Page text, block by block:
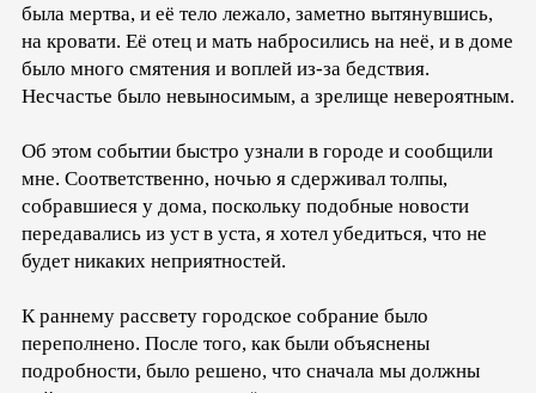
была мертва, и её тело лежало, заметно вытянувшись,
на кровати. Её отец и мать набросились на неё, и в доме
было много смятения и воплей из-за бедствия.
Несчастье было невыносимым, а зрелище невероятным.
Об этом событии быстро узнали в городе и сообщили
мне. Соответственно, ночью я сдерживал толпы,
собравшиеся у дома, поскольку подобные новости
передавались из уст в уста, я хотел убедиться, что не
будет никаких неприятностей.
К раннему рассвету городское собрание было
переполнено. После того, как были объяснены
подробности, было решено, что сначала мы должны